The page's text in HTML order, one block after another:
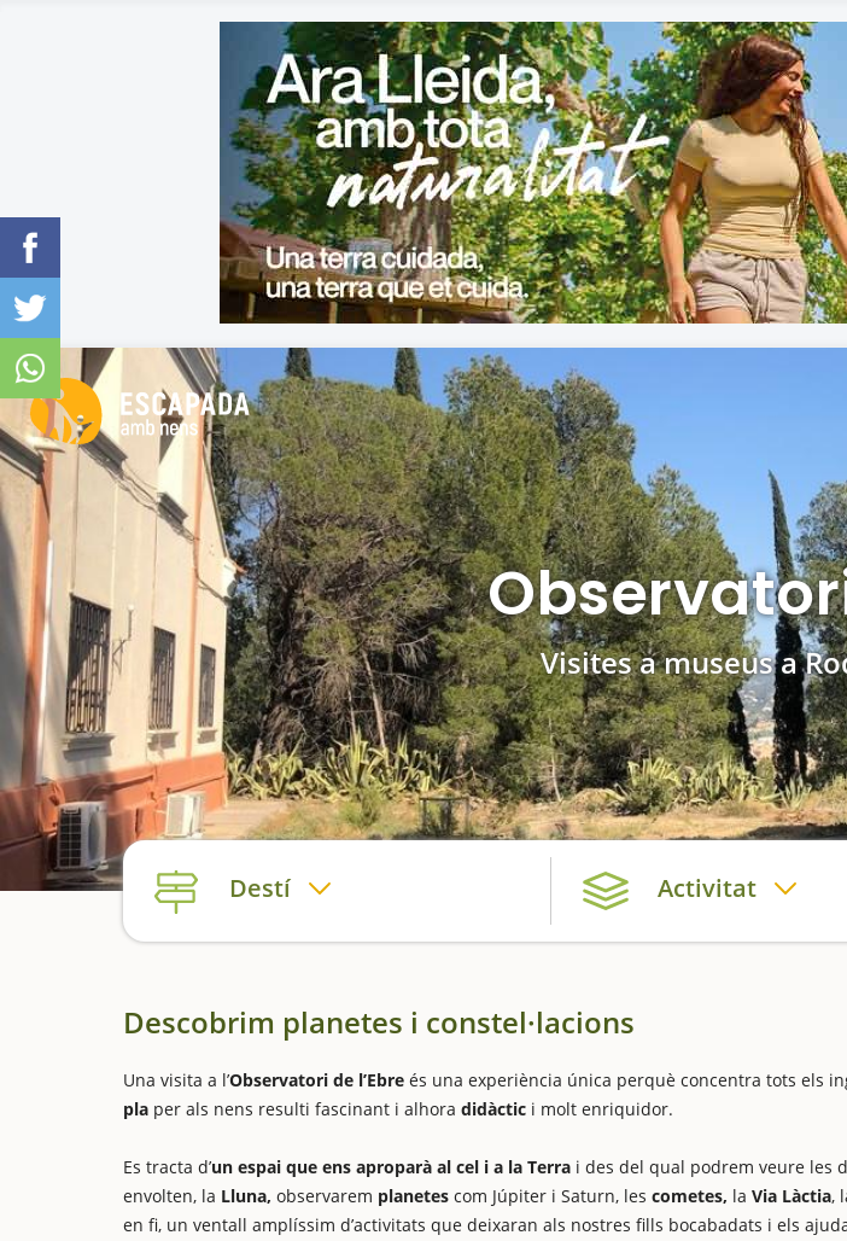
Visites a museus a
Destí Activitat
Descobrim planetes i constel·lacions
Una visita a l’Observatori de l’Ebre és una experiència única perquè concentra tots els
pla per als nens resulti fascinant i alhora didàctic i molt enriquidor.
Es tracta d’un espai que ens aproparà al cel i a la Terra i des del qual podrem veure les
envolten, la Lluna, observarem planetes com Júpiter i Saturn, les cometes, la Via Làctia,
en fi, un ventall amplíssim d’activitats que deixaran als nostres fills bocabadats i els